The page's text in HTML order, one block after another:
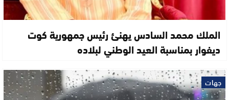
الملك محمد السادس يهنئ رئيس جمهورية كوت
ديفوار بمناسبة العيد الوطني لبلاده
جهات